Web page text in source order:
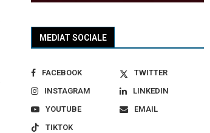
MEDIAT SOCIALE
FACEBOOK
TWITTER
INSTAGRAM
LINKEDIN
YOUTUBE
EMAIL
TIKTOK